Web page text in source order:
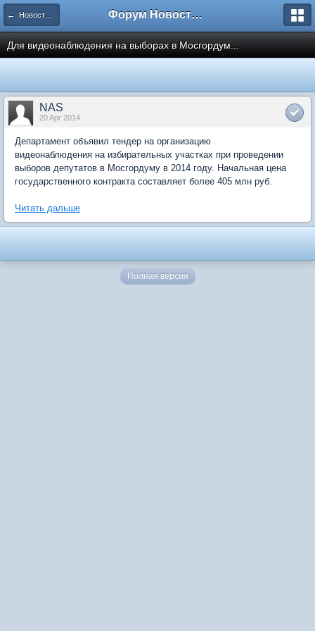
← Новости рынка недвижимости Форум Новостройки
Для видеонаблюдения на выборах в Мосгордум...
NAS
20 Apr 2014
Департамент объявил тендер на организацию
видеонаблюдения на избирательных участках при проведении
выборов депутатов в Мосгордуму в 2014 году. Начальная цена
государственного контракта составляет более 405 млн руб.
Читать дальше
Полная версия